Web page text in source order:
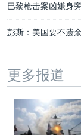
巴黎枪击案凶嫌身
彭斯：美国要不遗
更多报道